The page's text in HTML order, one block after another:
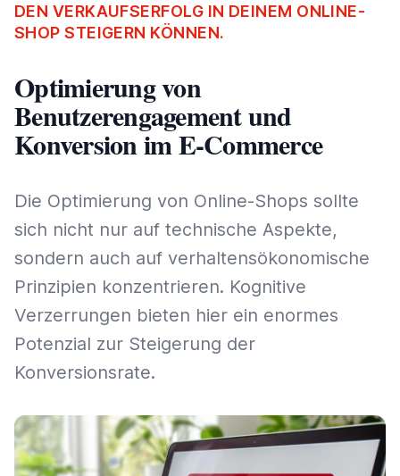
DEN VERKAUFSERFOLG IN DEINEM ONLINE-
SHOP STEIGERN KÖNNEN.
Optimierung von
Benutzerengagement und
Konversion im E-Commerce
Die Optimierung von Online-Shops sollte
sich nicht nur auf technische Aspekte,
sondern auch auf verhaltensökonomische
Prinzipien konzentrieren. Kognitive
Verzerrungen bieten hier ein enormes
Potenzial zur Steigerung der
Konversionsrate.